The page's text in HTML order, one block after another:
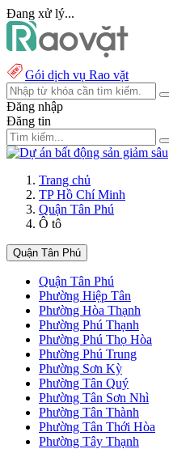
Đang xử lý...
Gói dịch vụ Rao vặt
Đăng nhập
Đăng tin
Trang chủ
TP Hồ Chí Minh
Quận Tân Phú
Ô tô
Quận Tân Phú
Quận Tân Phú
Phường Hiệp Tân
Phường Hòa Thạnh
Phường Phú Thạnh
Phường Phú Thọ Hòa
Phường Phú Trung
Phường Sơn Kỳ
Phường Tân Quý
Phường Tân Sơn Nhì
Phường Tân Thành
Phường Tân Thới Hòa
Phường Tây Thạnh